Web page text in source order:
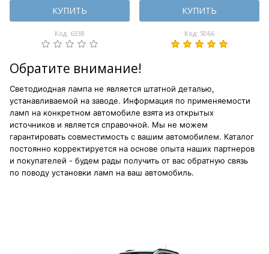
КУПИТЬ
Код: 6338
КУПИТЬ
Код: 5066
Обратите внимание!
Светодиодная лампа не является штатной деталью,
устанавливаемой на заводе. Информация по применяемости
ламп на конкретном автомобиле взята из открытых
источников и является справочной. Мы не можем
гарантировать совместимость с вашим автомобилем. Каталог
постоянно корректируется на основе опыта наших партнеров
и покупателей - будем рады получить от вас обратную связь
по поводу установки ламп на ваш автомобиль.